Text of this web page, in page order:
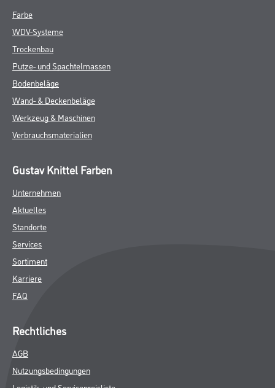
Farbe
WDV-Systeme
Trockenbau
Putze- und Spachtelmassen
Bodenbeläge
Wand- & Deckenbeläge
Werkzeug & Maschinen
Verbrauchsmaterialien
Gustav Knittel Farben
Unternehmen
Aktuelles
Standorte
Services
Sortiment
Karriere
FAQ
Rechtliches
AGB
Nutzungsbedingungen